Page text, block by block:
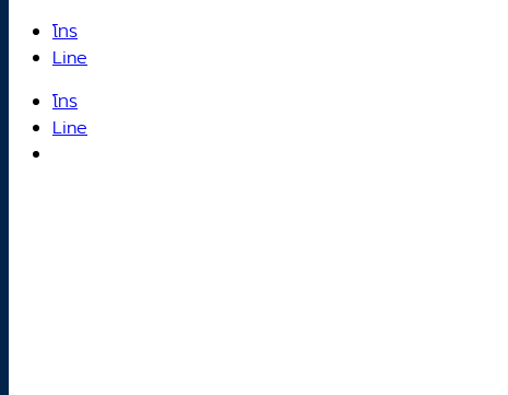
โทร
Line
โทร
Line